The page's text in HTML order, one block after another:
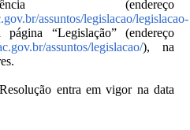
(endereço
assuntos/legislacao/legislacao-
“Legislação” (endereço
assuntos/legislacao/), na
entra em vigor na data